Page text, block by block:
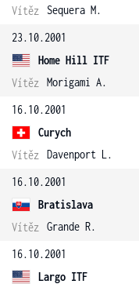
Vítěz
Sequera M.
23.10.2001
Home Hill ITF
Vítěz
Morigami A.
16.10.2001
Curych
Vítěz
Davenport L.
16.10.2001
Bratislava
Vítěz
Grande R.
16.10.2001
Largo ITF